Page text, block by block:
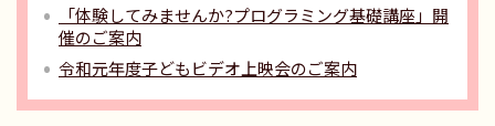
「体験してみませんか?プログラミング基礎講座」開
催のご案内
令和元年度子どもビデオ上映会のご案内